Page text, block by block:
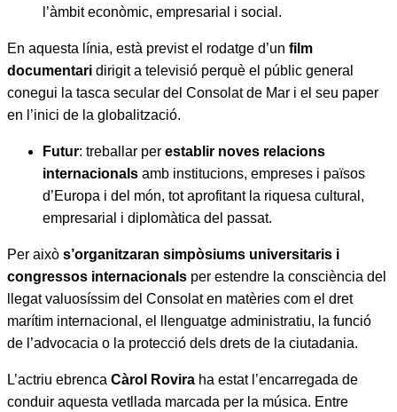
l’àmbit econòmic, empresarial i social.
En aquesta línia, està previst el rodatge d’un film
documentari dirigit a televisió perquè el públic general
conegui la tasca secular del Consolat de Mar i el seu paper
en l’inici de la globalització.
Futur: treballar per establir noves relacions
internacionals amb institucions, empreses i països
d’Europa i del món, tot aprofitant la riquesa cultural,
empresarial i diplomàtica del passat.
Per això s’organitzaran simpòsiums universitaris i
congressos internacionals per estendre la consciència del
llegat valuosíssim del Consolat en matèries com el dret
marítim internacional, el llenguatge administratiu, la funció
de l’advocacia o la protecció dels drets de la ciutadania.
L’actriu ebrenca Càrol Rovira ha estat l’encarregada de
conduir aquesta vetllada marcada per la música. Entre